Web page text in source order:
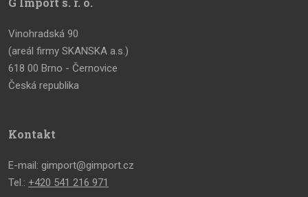
Vinohradská 90
(areál firmy SKANSKA a.s.)
618 00 Brno - Černovice
Česká republika
Kontakt
E-mail: gimport@gimport.cz
Tel.: +420 541 216 971